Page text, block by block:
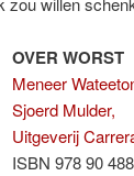
OVER WORST
Meneer
Sjoerd Mulder,
Uitgeverij
ISBN 978 90